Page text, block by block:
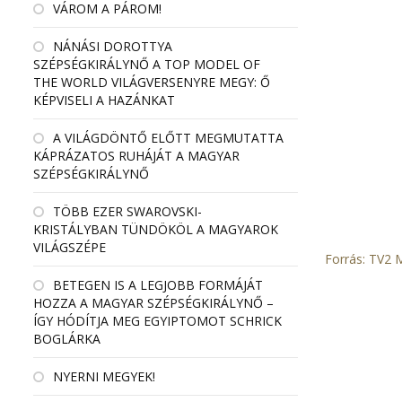
VÁROM A PÁROM!
NÁNÁSI DOROTTYA
SZÉPSÉGKIRÁLYNŐ A TOP MODEL OF
THE WORLD VILÁGVERSENYRE MEGY: Ő
KÉPVISELI A HAZÁNKAT
A VILÁGDÖNTŐ ELŐTT MEGMUTATTA
KÁPRÁZATOS RUHÁJÁT A MAGYAR
SZÉPSÉGKIRÁLYNŐ
TÖBB EZER SWAROVSKI-
KRISTÁLYBAN TÜNDÖKÖL A MAGYAROK
VILÁGSZÉPE
BETEGEN IS A LEGJOBB FORMÁJÁT
HOZZA A MAGYAR SZÉPSÉGKIRÁLYNŐ –
ÍGY HÓDÍTJA MEG EGYIPTOMOT SCHRICK
BOGLÁRKA
NYERNI MEGYEK!
Forrás: TV2